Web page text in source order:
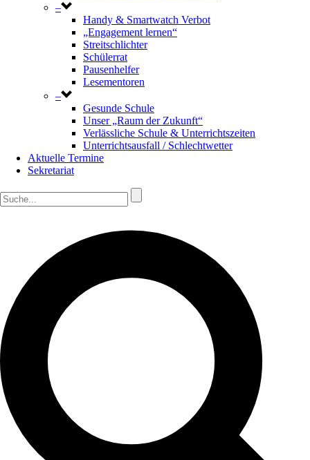
–
Handy & Smartwatch Verbot
„Engagement lernen“
Streitschlichter
Schülerrat
Pausenhelfer
Lesementoren
–
Gesunde Schule
Unser „Raum der Zukunft“
Verlässliche Schule & Unterrichtszeiten
Unterrichtsausfall / Schlechtwetter
Aktuelle Termine
Sekretariat